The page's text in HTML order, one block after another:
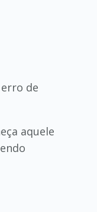
de
aquele